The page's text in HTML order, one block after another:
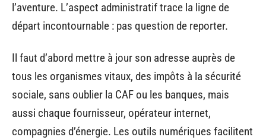
l’aventure. L’aspect administratif trace la ligne de
départ incontournable : pas question de reporter.
Il faut d’abord mettre à jour son adresse auprès de
tous les organismes vitaux, des impôts à la sécurité
sociale, sans oublier la CAF ou les banques, mais
aussi chaque fournisseur, opérateur internet,
compagnies d’énergie. Les outils numériques facilitent